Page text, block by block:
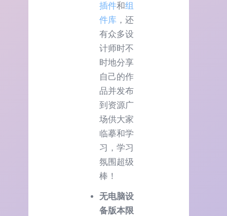
插件和组
件库 ，还
有众多设
计师时不
时地分享
自己的作
品并发布
到资源广
场供大家
临摹和学
习，学习
氛围超级
棒！
无电脑设
备版本限